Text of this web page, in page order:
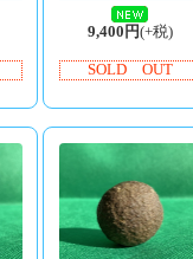
9,400円(+税)
SOLD OUT